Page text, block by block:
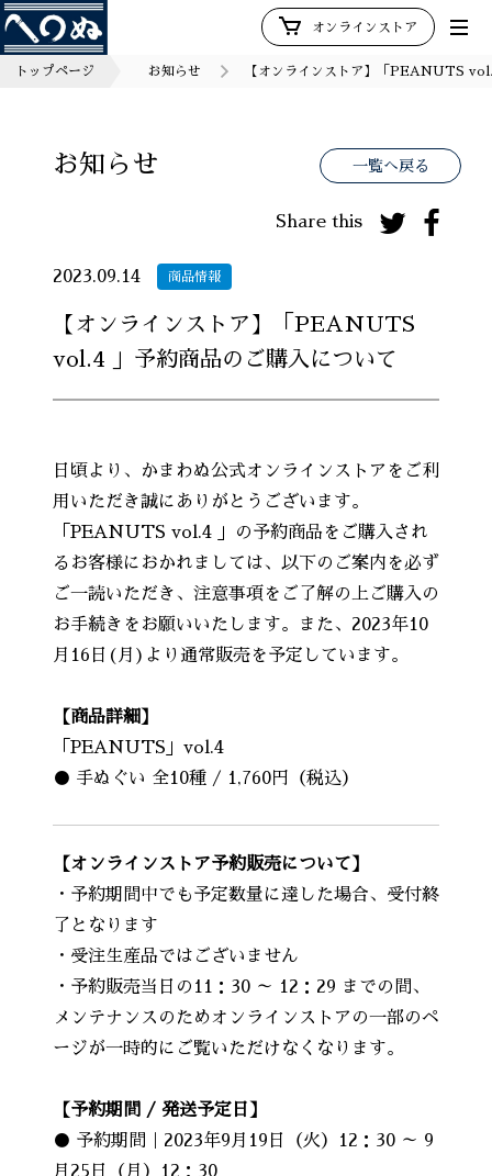
オンラインストア
トップページ お知らせ 【オンラインストア】「PEANUTS
お知らせ 一覧へ戻る
2023.09.14 商品情報
Share this
【オンラインストア】「PEANUTS
vol.4 」予約商品のご購入について
日頃より、かまわぬ公式オンラインストアをご利
用いただき誠にありがとうございます。
「PEANUTS vol.4 」の予約商品をご購入され
るお客様におかれましては、以下のご案内を必ず
ご一読いただき、注意事項をご了解の上ご購入の
お手続きをお願いいたします。また、2023年10
月16日(月)より通常販売を予定しています。
【商品詳細】
「PEANUTS」vol.4
● 手ぬぐい 全10種 / 1,760円（税込）
【オンラインストア予約販売について】
・予約期間中でも予定数量に達した場合、受付終
了となります
・受注生産品ではございません
・予約販売当日の11：30 ～ 12：29 までの間、
メンテナンスのためオンラインストアの一部のペ
ージが一時的にご覧いただけなくなります。
【予約期間 / 発送予定日】
● 予約期間｜2023年9月19日（火）12：30 ～ 9
月25日（月）12：30